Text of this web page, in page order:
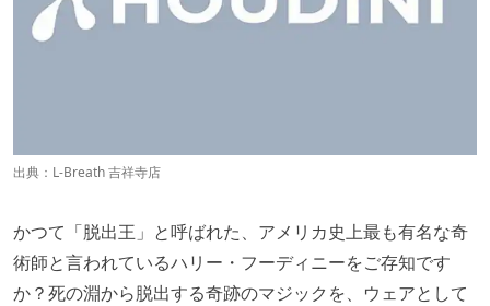
出典： L-Breath 吉祥寺店
かつて「脱出王」と呼ばれた、アメリカ史上最も有名な奇
術師と言われているハリー・フーディニーをご存知です
か？死の淵から脱出する奇跡のマジックを、ウェアとして